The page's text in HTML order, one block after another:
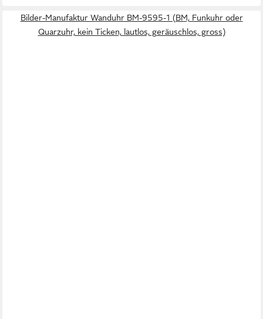
Bilder-Manufaktur Wanduhr BM-9595-1 (BM, Funkuhr oder
Quarzuhr, kein Ticken, lautlos, geräuschlos, gross)